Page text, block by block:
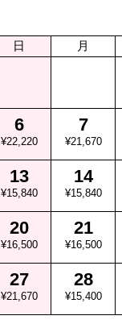
日 月
6
¥22,220
7
¥21,670
13
¥15,840
14
¥15,840
20
¥16,500
21
¥16,500
27
¥21,670
28
¥15,400